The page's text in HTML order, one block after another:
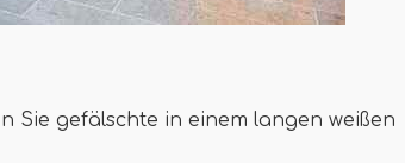
Sie gefälschte in einem langen weißen